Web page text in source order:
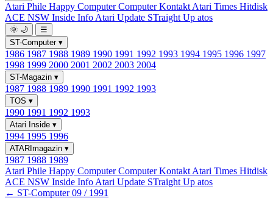
Atari Phile Happy ComputerComputer Kontakt Atari Times Hitdisk
ACE NSW Inside Info Atari Update STraight Up atos
🌞 🌙
☰
ST-Computer ▾
1986 1987 1988 1989 1990 1991 1992 1993 1994 1995 1996 1997
1998 1999 2000 2001 2002 2003 2004
ST-Magazin ▾
1987 1988 1989 1990 1991 1992 1993
TOS ▾
1990 1991 1992 1993
Atari Inside ▾
1994 1995 1996
ATARImagazin ▾
1987 1988 1989
Atari Phile Happy ComputerComputer Kontakt Atari Times Hitdisk
ACE NSW Inside Info Atari Update STraight Up atos
← ST-Computer 09 / 1991